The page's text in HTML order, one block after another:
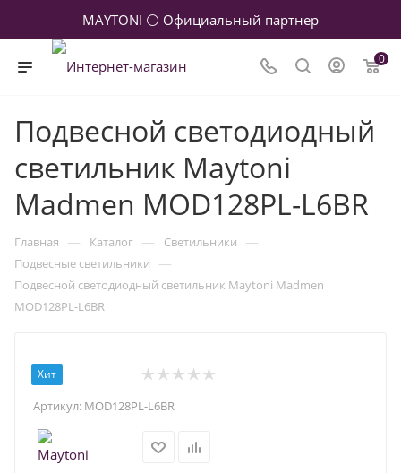
MAYTONI ⚪ Официальный партнер
0
Подвесной светодиодный
светильник Maytoni
Madmen MOD128PL-L6BR
Главная — Каталог — Светильники —
Подвесные светильники —
Подвесной светодиодный светильник Maytoni Madmen
MOD128PL-L6BR
Хит
Артикул: MOD128PL-L6BR